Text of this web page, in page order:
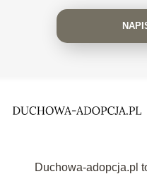
Duchowa-adopcja.pl